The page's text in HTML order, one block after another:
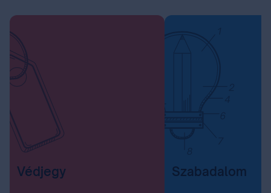
Védjegy Szabadalom